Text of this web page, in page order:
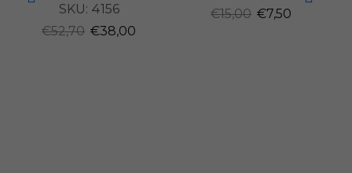
SKU: 4156
€52,70 €38,00
€15,00 €7,50